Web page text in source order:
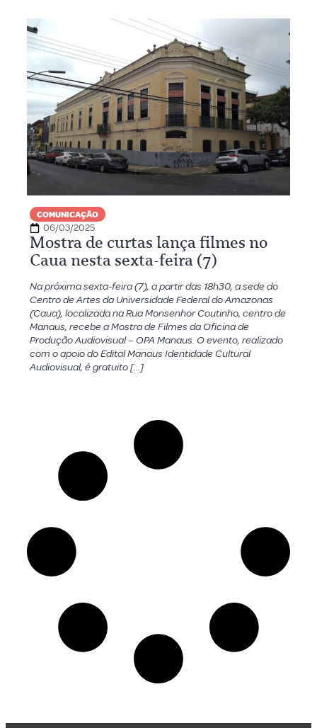
COMUNICAÇÃO
06/03/2025
Mostra de curtas lança filmes no
Caua nesta sexta-feira (7)
Na próxima sexta-feira (7), a partir das 18h30, a sede do
Centro de Artes da Universidade Federal do Amazonas
(Caua), localizada na Rua Monsenhor Coutinho, centro de
Manaus, recebe a Mostra de Filmes da Oficina de
Produção Audiovisual – OPA Manaus. O evento, realizado
com o apoio do Edital Manaus Identidade Cultural
Audiovisual, é gratuito […]